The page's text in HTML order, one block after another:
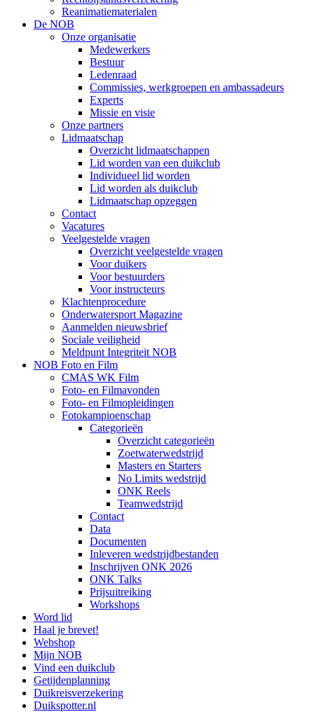
Reanimatiematerialen
De NOB
Onze organisatie
Medewerkers
Bestuur
Ledenraad
Commissies, werkgroepen en ambassadeurs
Experts
Missie en visie
Onze partners
Lidmaatschap
Overzicht lidmaatschappen
Lid worden van een duikclub
Individueel lid worden
Lid worden als duikclub
Lidmaatschap opzeggen
Contact
Vacatures
Veelgestelde vragen
Overzicht veelgestelde vragen
Voor duikers
Voor bestuurders
Voor instructeurs
Klachtenprocedure
Onderwatersport Magazine
Aanmelden nieuwsbrief
Sociale veiligheid
Meldpunt Integriteit NOB
NOB Foto en Film
CMAS WK Film
Foto- en Filmavonden
Foto- en Filmopleidingen
Fotokampioenschap
Categorieën
Overzicht categorieën
Zoetwaterwedstrijd
Masters en Starters
No Limits wedstrijd
ONK Reels
Teamwedstrijd
Contact
Data
Documenten
Inleveren wedstrijdbestanden
Inschrijven ONK 2026
ONK Talks
Prijsuitreiking
Workshops
Word lid
Haal je brevet!
Webshop
Mijn NOB
Vind een duikclub
Getijdenplanning
Duikreisverzekering
Duikspotter.nl